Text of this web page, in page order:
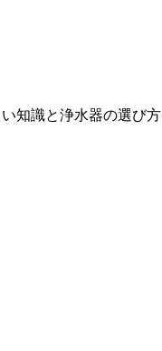
知識と浄水器の選び